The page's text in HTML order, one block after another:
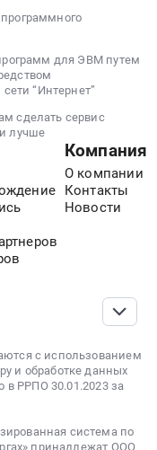
для ЭВМ путем
“Интернет”
сделать сервис
лучше
Компания
О компании
Контакты
Новости
с использованием
и обработке данных
в РРПО 30.01.2023 за
система по
принадлежат ООО